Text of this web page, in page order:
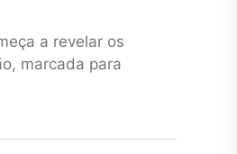
a revelar os
marcada para